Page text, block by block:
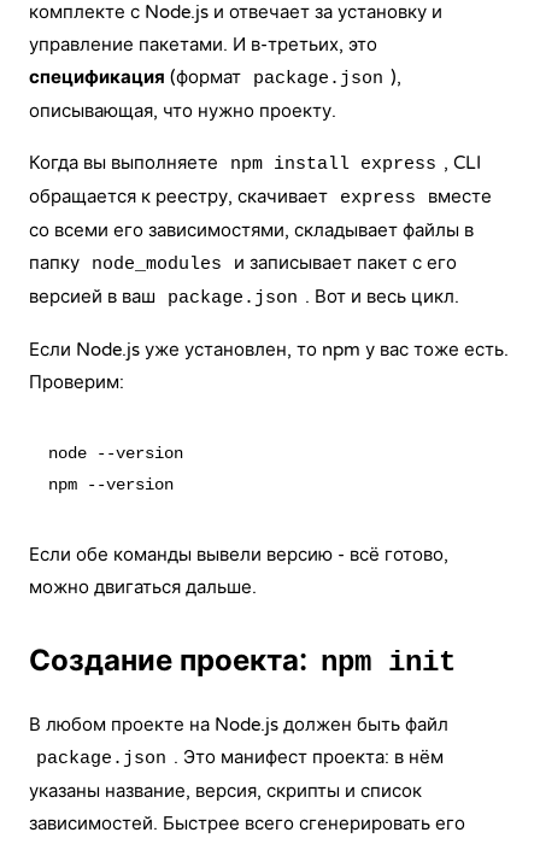
комплекте с Node.js и отвечает за установку и
управление пакетами. И в-третьих, это
спецификация (формат package.json ),
описывающая, что нужно проекту.
Когда вы выполняете npm install express , CLI
обращается к реестру, скачивает
express
вместе
со всеми его зависимостями, складывает файлы в
папку
node_modules
и записывает пакет с его
версией в ваш
package.json . Вот и весь цикл.
Если Node.js уже установлен, то npm у вас тоже есть.
Проверим:
node --version
Если обе команды вывели версию - всё готово,
можно двигаться дальше.
Создание проекта: npm init
В любом проекте на Node.js должен быть файл
package.json . Это манифест проекта: в нём
указаны название, версия, скрипты и список
зависимостей. Быстрее всего сгенерировать его